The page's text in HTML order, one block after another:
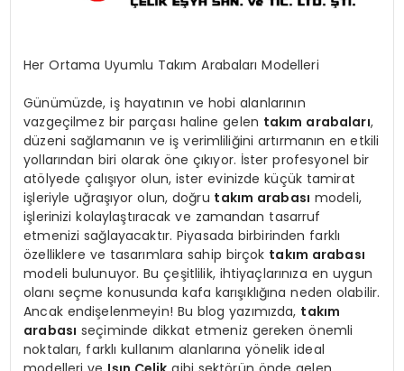
SAĞLIK
Her Ortama Uyumlu Takım Arabaları Modelleri
Günümüzde, iş hayatının ve hobi alanlarının
vazgeçilmez bir parçası haline gelen takım arabaları,
düzeni sağlamanın ve iş verimliliğini artırmanın en etkili
yollarından biri olarak öne çıkıyor. İster profesyonel bir
atölyede çalışıyor olun, ister evinizde küçük tamirat
işleriyle uğraşıyor olun, doğru takım arabası modeli,
işlerinizi kolaylaştıracak ve zamandan tasarruf
etmenizi sağlayacaktır. Piyasada birbirinden farklı
özelliklere ve tasarımlara sahip birçok takım arabası
modeli bulunuyor. Bu çeşitlilik, ihtiyaçlarınıza en uygun
olanı seçme konusunda kafa karışıklığına neden olabilir.
Ancak endişelenmeyin! Bu blog yazımızda, takım
arabası seçiminde dikkat etmeniz gereken önemli
noktaları, farklı kullanım alanlarına yönelik ideal